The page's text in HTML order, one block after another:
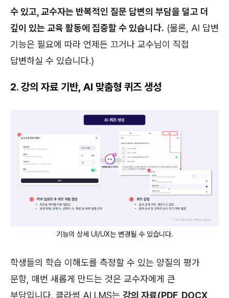
수 있고, 교수자는 반복적인 질문 답변의 부담을 덜고 더
깊이 있는 교육 활동에 집중할 수 있습니다. (물론, AI 답변
기능은 필요에 따라 언제든 끄거나 교수님이 직접
답변하실 수 있습니다.)
2. 강의 자료 기반, AI 맞춤형 퀴즈 생성
기능의 상세 UI/UX는 변경될 수 있습니다.
학생들의 학습 이해도를 측정할 수 있는 양질의 평가
문항, 매번 새롭게 만드는 것은 교수자에게 큰
부담입니다. 클라썸 AI LMS는 강의 자료(PDF, DOCX